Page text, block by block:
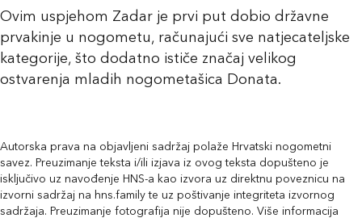
Ovim uspjehom Zadar je prvi put dobio državne
prvakinje u nogometu, računajući sve natjecateljske
kategorije, što dodatno ističe značaj velikog
ostvarenja mladih nogometašica Donata.
Autorska prava na objavljeni sadržaj polaže Hrvatski nogometni
savez. Preuzimanje teksta i/ili izjava iz ovog teksta dopušteno je
isključivo uz navođenje HNS-a kao izvora uz direktnu poveznicu na
izvorni sadržaj na hns.family te uz poštivanje integriteta izvornog
sadržaja. Preuzimanje fotografija nije dopušteno. Više informacija